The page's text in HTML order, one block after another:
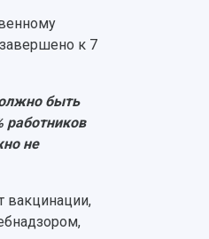
к 7
быть
работников
не
вакцинации,